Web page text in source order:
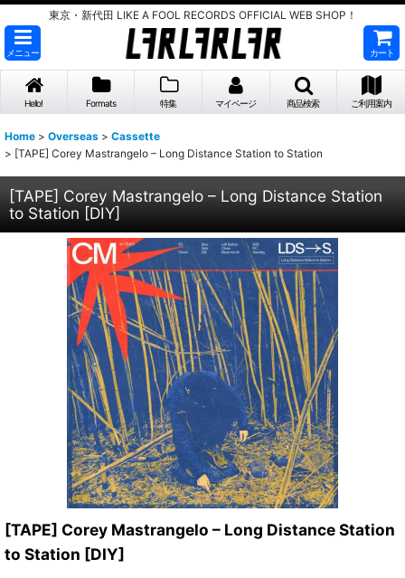
東京・新代田 LIKE A FOOL RECORDS OFFICIAL WEB SHOP！
メニュー カート
Hello! Formats 特集 マイページ 商品検索 ご利用案内
Home > Overseas > Cassette
> [TAPE] Corey Mastrangelo – Long Distance Station to Station
[TAPE] Corey Mastrangelo – Long Distance Station
to Station [DIY]
[TAPE] Corey Mastrangelo – Long Distance Station
to Station [DIY]